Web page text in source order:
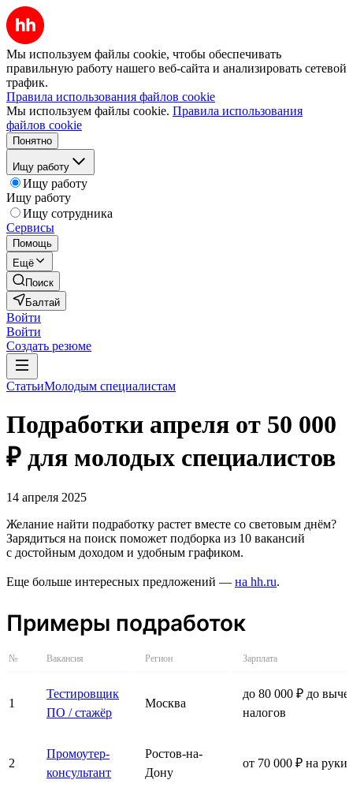
Мы используем файлы cookie, чтобы обеспечивать
правильную работу нашего веб-сайта и анализировать сетевой
трафик.
Правила использования файлов cookie
Мы используем файлы cookie. Правила использования
файлов cookie
Понятно
Ищу работу
Ищу работу
Ищу работу
Ищу сотрудника
Сервисы
Помощь
Ещё
Поиск
Балтай
Войти
Войти
Создать резюме
СтатьиМолодым специалистам
Подработки апреля от 50 000
₽ для молодых специалистов
14 апреля 2025
Желание найти подработку растет вместе со световым днём?
Зарядиться на поиск поможет подборка из 10 вакансий
с достойным доходом и удобным графиком.
Еще больше интересных предложений — на hh.ru.
Примеры подработок
№ Вакансия Регион Зарплата
1
Тестировщик
ПО / стажёр
Москва
до 80 000 ₽ до
налогов
2
Промоутер-
консультант
Ростов-на-
Дону
от 70 000 ₽ на руки